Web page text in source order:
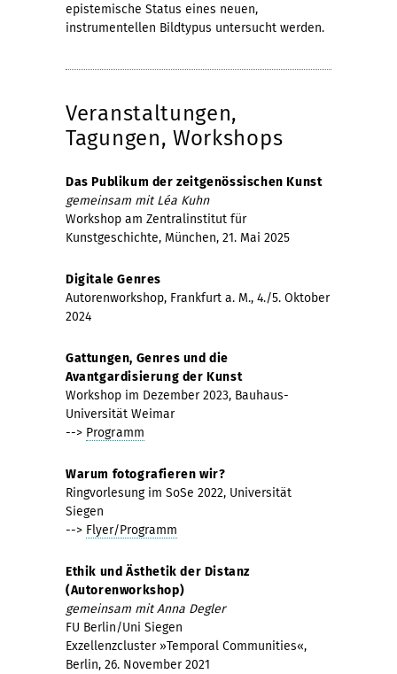
epistemische Status eines neuen,
instrumentellen Bildtypus untersucht werden.
Veranstaltungen,
Tagungen, Workshops
Das Publikum der zeitgenössischen Kunst
gemeinsam mit Léa Kuhn
Workshop am Zentralinstitut für
Kunstgeschichte, München, 21. Mai 2025
Digitale Genres
Autorenworkshop, Frankfurt a. M., 4./5. Oktober
2024
Gattungen, Genres und die
Avantgardisierung der Kunst
Workshop im Dezember 2023, Bauhaus-
Universität Weimar
--> Programm
Warum fotografieren wir?
Ringvorlesung im SoSe 2022, Universität
Siegen
--> Flyer/Programm
Ethik und Ästhetik der Distanz
(Autorenworkshop)
gemeinsam mit Anna Degler
FU Berlin/Uni Siegen
Exzellenzcluster »Temporal Communities«,
Berlin, 26. November 2021